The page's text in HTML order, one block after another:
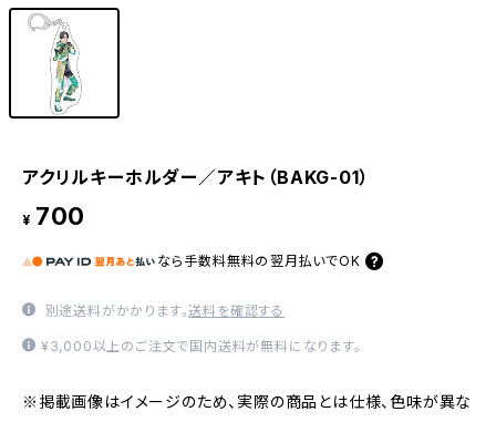
アクリルキーホルダー／アキト（BAKG-01）
¥ 700
なら 手数料無料の 翌月払いでOK
別途送料がかかります。送料を確認する
¥3,000以上のご注文で国内送料が無料になります。
※掲載画像はイメージのため、実際の商品とは仕様、色味が異な